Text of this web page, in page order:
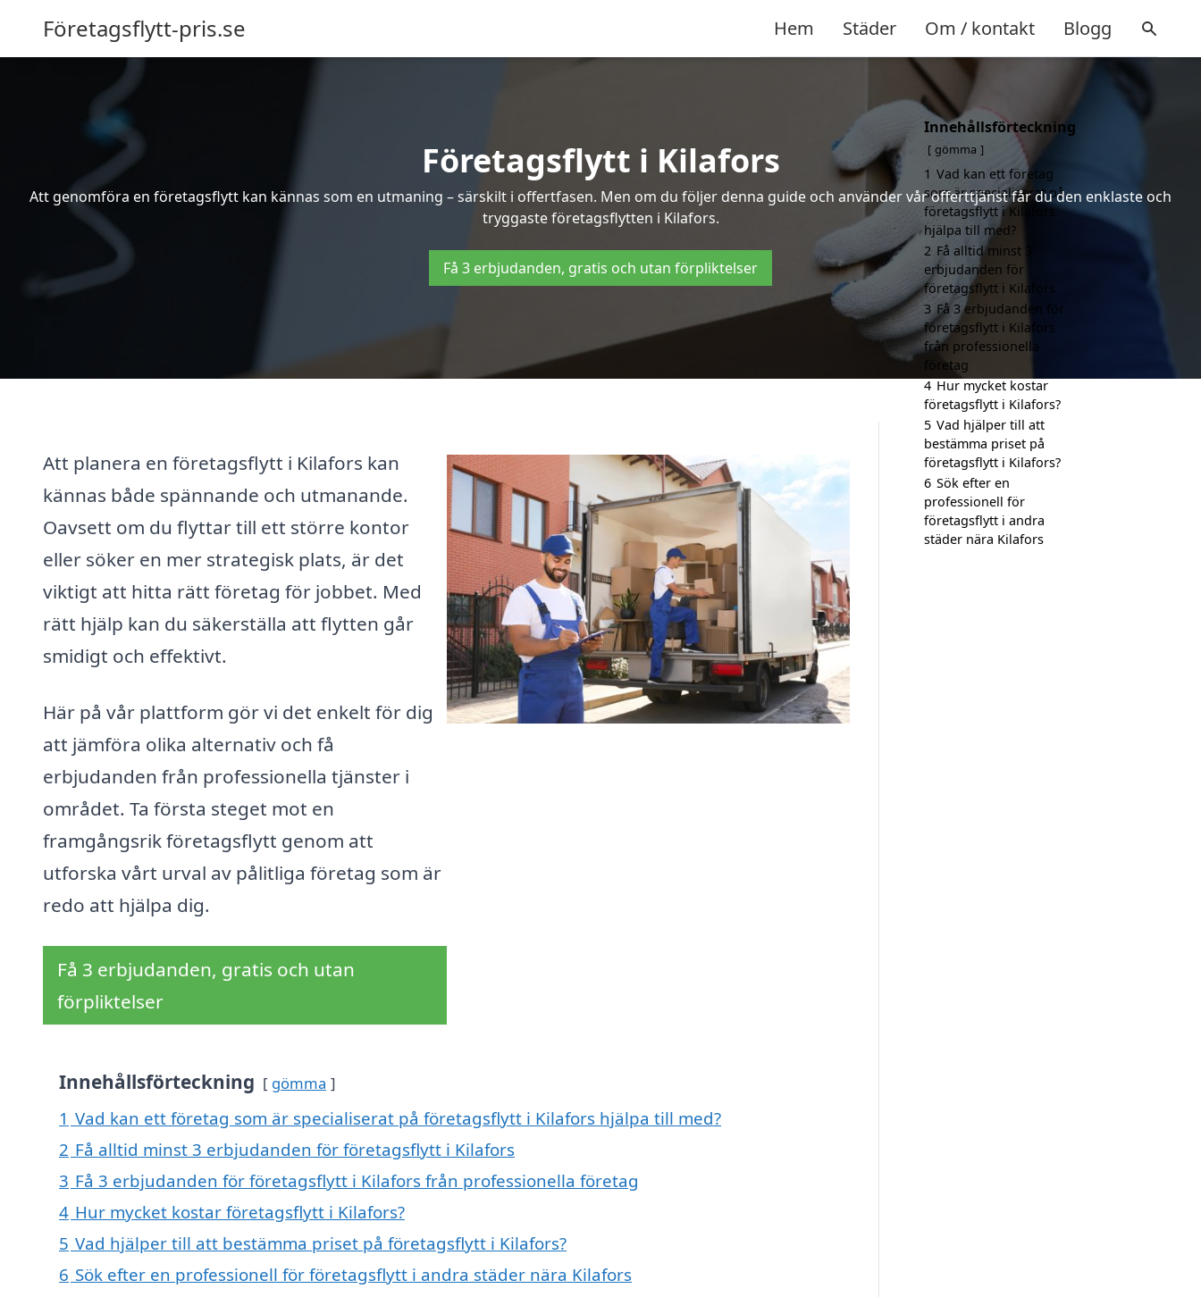
Företagsflytt-pris.se Hem Städer Om / kontakt Blogg
Företagsflytt i Kilafors
Att genomföra en företagsflytt kan kännas som en utmaning – särskilt i offertfasen. Men om du följer denna guide och använder vår offerttjänst får du den enklaste och
tryggaste företagsflytten i Kilafors.
Få 3 erbjudanden, gratis och utan förpliktelser
Att planera en företagsflytt i Kilafors kan
kännas både spännande och utmanande.
Oavsett om du flyttar till ett större kontor
eller söker en mer strategisk plats, är det
viktigt att hitta rätt företag för jobbet. Med
rätt hjälp kan du säkerställa att flytten går
smidigt och effektivt.
Här på vår plattform gör vi det enkelt för dig
att jämföra olika alternativ och få
erbjudanden från professionella tjänster i
området. Ta första steget mot en
framgångsrik företagsflytt genom att
utforska vårt urval av pålitliga företag som är
redo att hjälpa dig.
Få 3 erbjudanden, gratis och utan
förpliktelser
Innehållsförteckning gömma
1 Vad kan ett företag som är specialiserat på företagsflytt i Kilafors hjälpa till med?
2 Få alltid minst 3 erbjudanden för företagsflytt i Kilafors
3 Få 3 erbjudanden för företagsflytt i Kilafors från professionella företag
4 Hur mycket kostar företagsflytt i Kilafors?
5 Vad hjälper till att bestämma priset på företagsflytt i Kilafors?
6 Sök efter en professionell för företagsflytt i andra städer nära Kilafors
Innehållsförteckning
gömma
1 Vad kan ett företag
som är specialiserat på
företagsflytt i Kilafors
hjälpa till med?
2 Få alltid minst 3
erbjudanden för
företagsflytt i Kilafors
3 Få 3 erbjudanden för
företagsflytt i Kilafors
från professionella
företag
4 Hur mycket kostar
företagsflytt i Kilafors?
5 Vad hjälper till att
bestämma priset på
företagsflytt i Kilafors?
6 Sök efter en
professionell för
företagsflytt i andra
städer nära Kilafors